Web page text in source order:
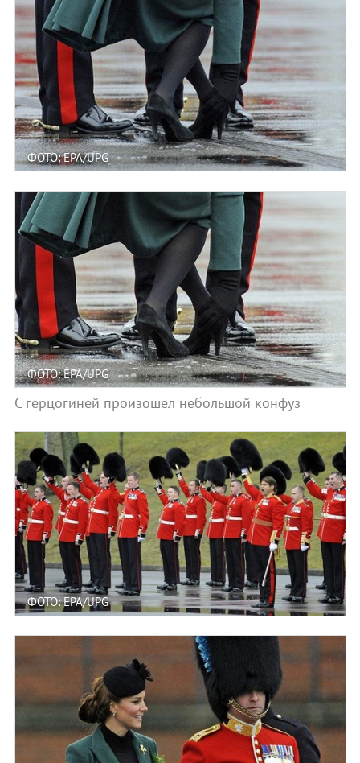
ФОТО: EPA/UPG
ФОТО: EPA/UPG
С герцогиней произошел небольшой конфуз
ФОТО: EPA/UPG